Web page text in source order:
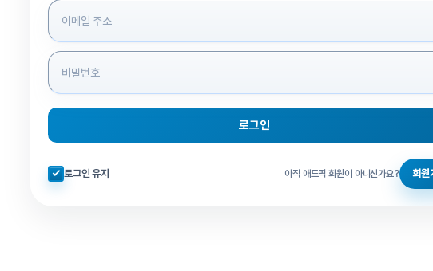
로그인 정보 입력
로그인
자동로그인 체크
로그인 유지 아직 애드픽 회원이 아니신가요? 회원